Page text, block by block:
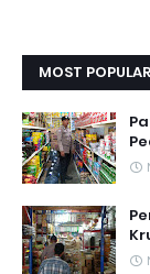
MOST POPULAR